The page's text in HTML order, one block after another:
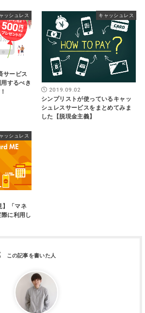
ッシュレス
サービス
するべき
キャッシュレス
2019.09.02
シンプリストが使っているキャッ
シュレスサービスをまとめてみま
した【脱現金主義】
ッシュレス
】「マネ
に利用し